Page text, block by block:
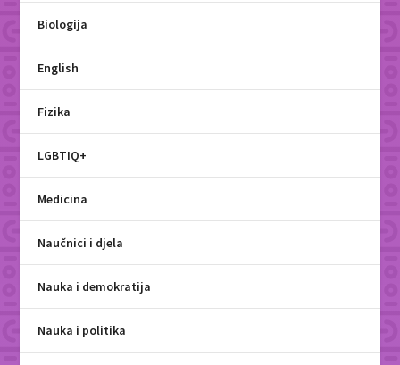
Biologija
English
Fizika
LGBTIQ+
Medicina
Naučnici i djela
Nauka i demokratija
Nauka i politika